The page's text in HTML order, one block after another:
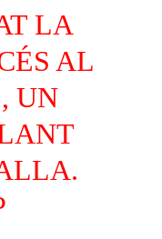
LA
AL
UN